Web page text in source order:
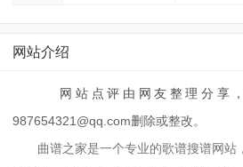
网站介绍
网站点评由网友整理分享，
987654321@qq.com删除或整改。
曲谱之家是一个专业的歌谱搜谱网站